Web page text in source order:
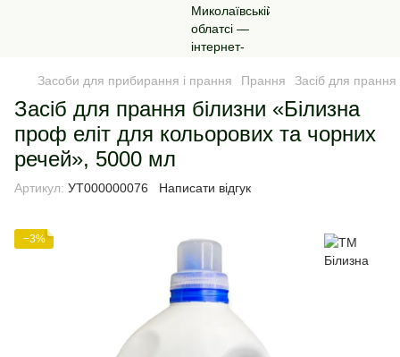
Засоби для прибирання і прання Прання Засіб для
Засіб для прання білизни «Білизна
проф еліт для кольорових та чорних
речей», 5000 мл
Артикул: УТ000000076 Написати відгук
−3%